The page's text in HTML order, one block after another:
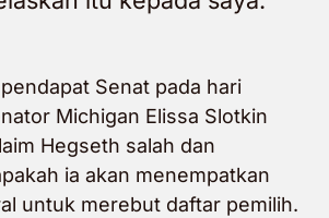
Senat pada hari
Michigan Elissa Slotkin
Hegseth salah dan
ia akan menempatkan
untuk merebut daftar pemilih.